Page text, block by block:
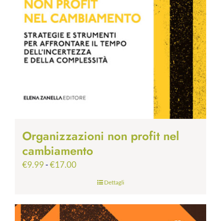
Organizzazioni non profit nel
cambiamento
€9.99-€17.00Fascia
prezzo:
€9.99
Dettagli